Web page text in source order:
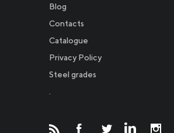
Blog
Contacts
Catalogue
Privacy Policy
Steel grades
.
Новости
Инвесторам